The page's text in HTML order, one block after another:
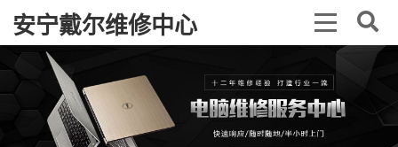
安宁戴尔维修中心